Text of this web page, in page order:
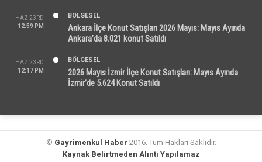
HAZ 23RD
12:59 PM
BÖLGESEL
Ankara İlçe Konut Satışları 2026 Mayıs: Mayıs Ayında
Ankara’da 8.021 konut Satıldı
HAZ 23RD
12:17 PM
BÖLGESEL
2026 Mayıs İzmir İlçe Konut Satışları: Mayıs Ayında
İzmir’de 5.624 Konut Satıldı
© Gayrimenkul Haber 2016. Tüm Hakları Saklıdır.
Kaynak Belirtmeden Alıntı Yapılamaz